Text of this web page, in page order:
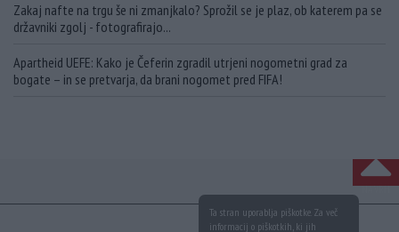
Zakaj nafte na trgu še ni zmanjkalo? Sprožil se je plaz, ob katerem pa se
državniki zgolj - fotografirajo...
Apartheid UEFE: Kako je Čeferin zgradil utrjeni nogometni grad za
bogate – in se pretvarja, da brani nogomet pred FIFA!
NA VRH
Ta stran uporablja piškotke. Za več
informacij o piškotkih, ki jih